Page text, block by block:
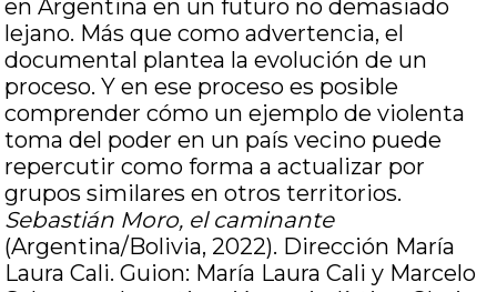
en Argentina en un futuro no demasiado
lejano. Más que como advertencia, el
documental plantea la evolución de un
proceso. Y en ese proceso es posible
comprender cómo un ejemplo de violenta
toma del poder en un país vecino puede
repercutir como forma a actualizar por
grupos similares en otros territorios.
Sebastián Moro, el caminante
(Argentina/Bolivia, 2022). Dirección María
Laura Cali. Guion: María Laura Cali y Marcelo